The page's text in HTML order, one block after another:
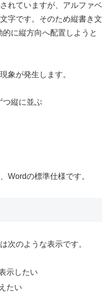
れていますが、アルファベ
字です。そのため縦書き文
に縦方向へ配置しようと
象が発生します。
つ縦に並ぶ
Wordの標準仕様です。
次のような表示です。
示したい
たい